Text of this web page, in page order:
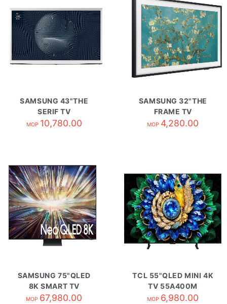
SAMSUNG 43"THE
SERIF TV
QA43LS01BAJXZK
MOP 10,780.00
SAMSUNG 32"THE
FRAME TV
QA32LS03CBJXZK
MOP 4,280.00
SAMSUNG 75"QLED
8K SMART TV
QA75QN800DJXZK
MOP 67,980.00
TCL 55"QLED MINI 4K
TV 55A400M
MOP 6,980.00